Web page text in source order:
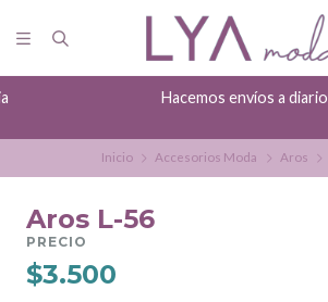
Hacemos envíos a diario
Inicio Accesorios Moda Aros
Aros L-56
PRECIO
$3.500